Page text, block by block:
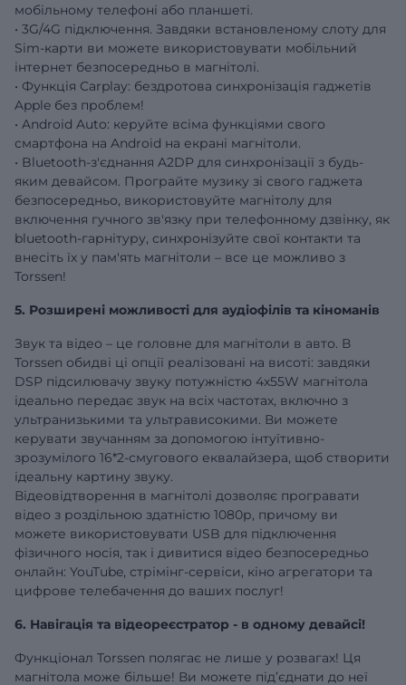
мобільному телефоні або планшеті.
• 3G/4G підключення. Завдяки встановленому слоту для
Sim-карти ви можете використовувати мобільний
інтернет безпосередньо в магнітолі.
• Функція Carplay: бездротова синхронізація гаджетів
Apple без проблем!
• Android Auto: керуйте всіма функціями свого
смартфона на Android на екрані магнітоли.
• Bluetooth-з'єднання A2DP для синхронізації з будь-
яким девайсом. Програйте музику зі свого гаджета
безпосередньо, використовуйте магнітолу для
включення гучного зв'язку при телефонному дзвінку, як
bluetooth-гарнітуру, синхронізуйте свої контакти та
внесіть їх у пам'ять магнітоли – все це можливо з
Torssen!
5. Розширені можливості для аудіофілів та кіноманів
Звук та відео – це головне для магнітоли в авто. В
Torssen обидві ці опції реалізовані на висоті: завдяки
DSP підсилювачу звуку потужністю 4х55W магнітола
ідеально передає звук на всіх частотах, включно з
ультранизькими та ультрависокими. Ви можете
керувати звучанням за допомогою інтуїтивно-
зрозумілого 16*2-смугового еквалайзера, щоб створити
ідеальну картину звуку.
Відеовідтворення в магнітолі дозволяє програвати
відео з роздільною здатністю 1080р, причому ви
можете використовувати USB для підключення
фізичного носія, так і дивитися відео безпосередньо
онлайн: YouTube, стрімінг-сервіси, кіно агрегатори та
цифрове телебачення до ваших послуг!
6. Навігація та відеореєстратор - в одному девайсі!
Функціонал Torssen полягає не лише у розвагах! Ця
магнітола може більше! Ви можете під’єднати до неї